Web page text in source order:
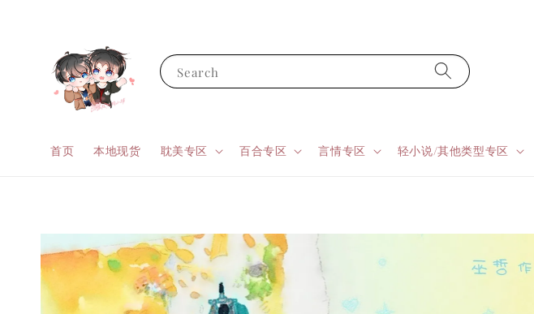
Search
首页 本地现货 耽美专区 百合专区 言情专区 轻小说/其他类型专区